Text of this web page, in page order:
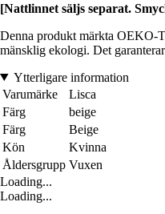
[Nattlinnet säljs separat.
Denna produkt märkta OEKO-
mänsklig ekologi. Det
Ytterligare information
Varumärke
Lisca
Färg
beige
Färg
Beige
Kön
Kvinna
Åldersgrupp Vuxen
Loading...
Loading...